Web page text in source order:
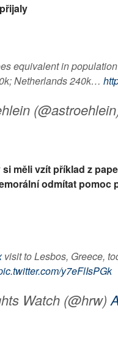
equivalent in
Netherlands 240k…
měli vzít příklad z
odmítat pomoc
visit to Lesbos, Greece,
y7eFlIsPGk
Watch (@hrw)